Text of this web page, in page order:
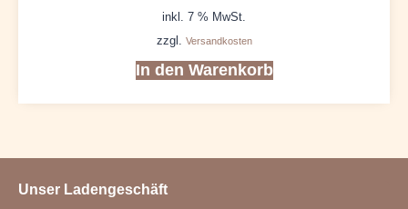
inkl. 7 % MwSt.
zzgl. Versandkosten
In den Warenkorb
Unser Ladengeschäft